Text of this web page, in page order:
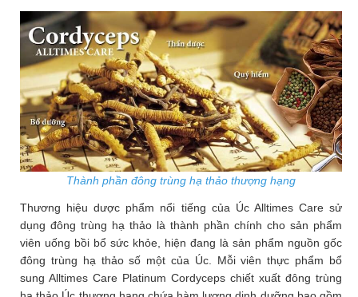
Thành phần đông trùng hạ thảo thượng hạng
Thương hiệu dược phẩm nổi tiếng của Úc Alltimes Care sử
dụng đông trùng hạ thảo là thành phần chính cho sản phẩm
viên uống bồi bổ sức khỏe, hiện đang là sản phẩm nguồn gốc
đông trùng hạ thảo số một của Úc. Mỗi viên thực phẩm bổ
sung Alltimes Care Platinum Cordyceps chiết xuất đông trùng